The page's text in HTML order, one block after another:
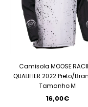
Camisola MOOSE
QUALIFIER 2022 Preto/
Tamanho M
16,00€